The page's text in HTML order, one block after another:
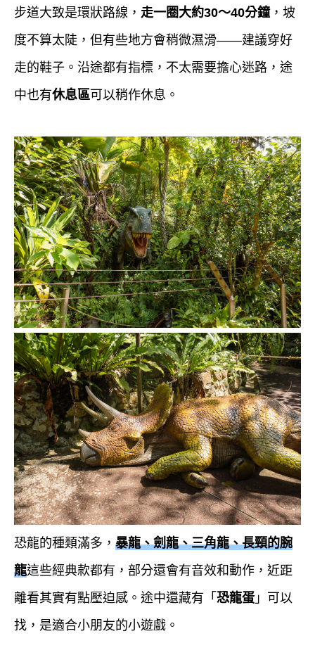
步道大致是環狀路線， 走一圈大約30～40分鐘，坡
度不算太陡，但有些地方會稍微濕滑——建議穿好
走的鞋子。沿途都有指標，不太需要擔心迷路，途
中也有休息區可以稍作休息。
恐龍的種類滿多， 暴龍、劍龍、三角龍、長頸的腕
龍這些經典款都有，部分還會有音效和動作，近距
離看其實有點壓迫感。途中還藏有「 恐龍蛋」可以
找，是適合小朋友的小遊戲。